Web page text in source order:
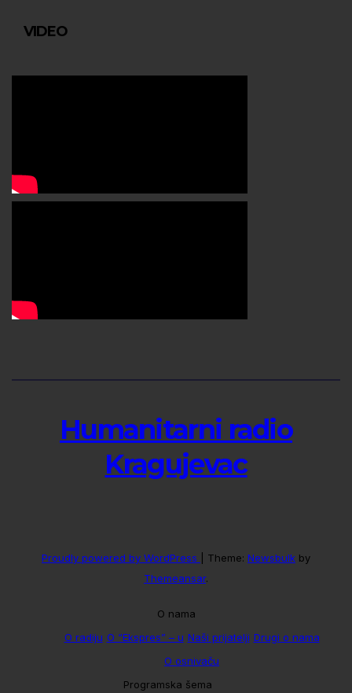
VIDEO
Humanitarni radio
Kragujevac
Proudly powered by WordPress Theme: Newsbulk by
Themeansar.
O nama
O radiju O “Ekspres” – u Naši prijatelji Drugi o nama
O osnivaču
Programska šema